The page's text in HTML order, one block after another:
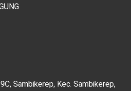
Sambikerep, Kec. Sambikerep,